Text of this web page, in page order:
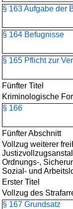
§ 163 Aufgabe der
§ 164 Befugnisse
§ 165 Pflicht zur
Fünfter Titel
Kriminologische
§ 166
Fünfter Abschnitt
Vollzug weiterer
Ordnungs-,
Sozial- und
Erster Titel
Vollzug des
§ 167 Grundsatz